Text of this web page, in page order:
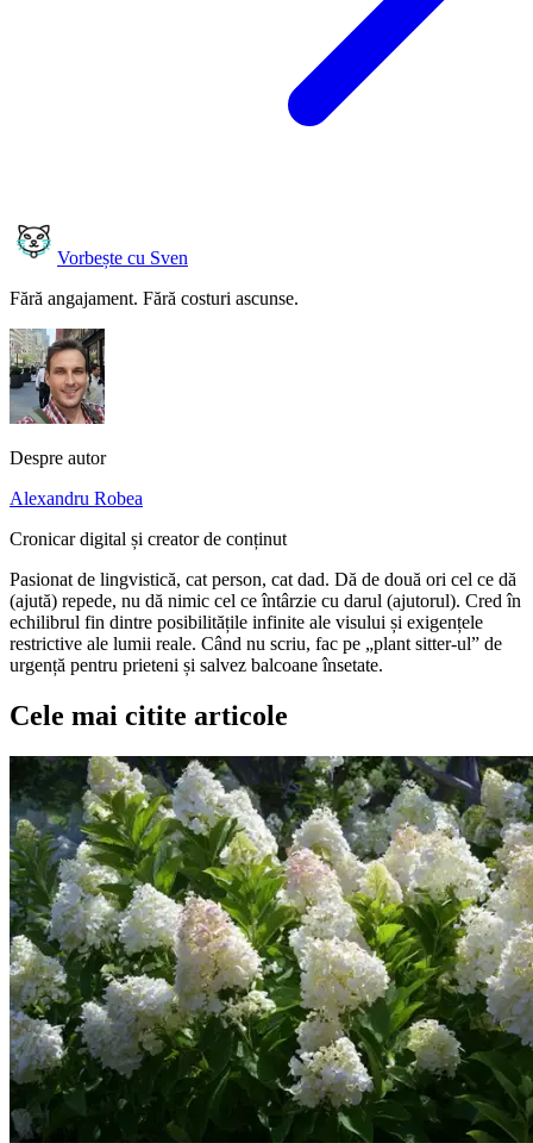
Vorbește cu Sven
Fără angajament. Fără costuri ascunse.
Despre autor
Alexandru Robea
Cronicar digital și creator de conținut
Pasionat de lingvistică, cat person, cat dad. Dă de două ori cel ce dă
(ajută) repede, nu dă nimic cel ce întârzie cu darul (ajutorul). Cred în
echilibrul fin dintre posibilitățile infinite ale visului și exigențele
restrictive ale lumii reale. Când nu scriu, fac pe „plant sitter-ul” de
urgență pentru prieteni și salvez balcoane însetate.
Cele mai citite articole